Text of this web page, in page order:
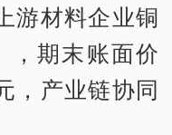
游材料企业铜
，期末账面价
，产业链协同